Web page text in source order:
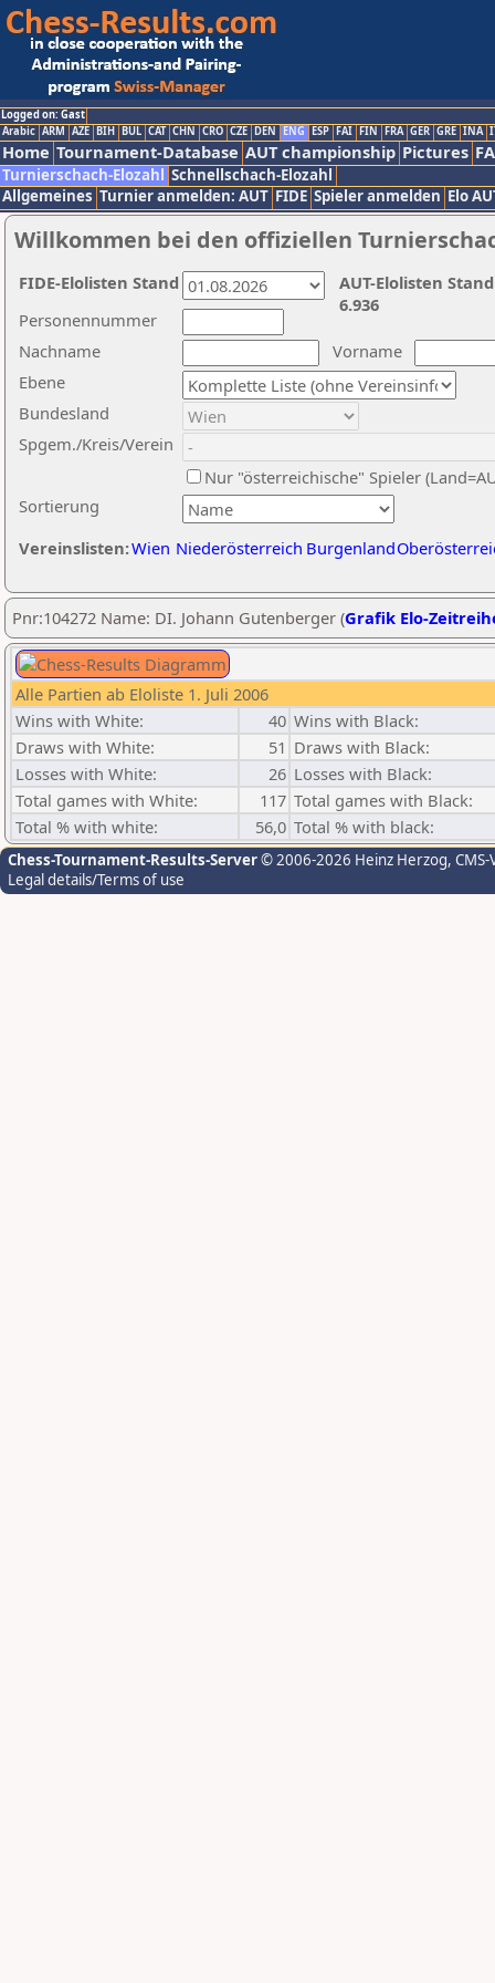
Logged on: Gast
Arabic ARM AZE BIH BUL CAT CHN CRO CZE DEN ENG ESP FAI FIN FRA GER GRE INA
Home Tournament-Database AUT championship Pictures
Turnierschach-Elozahl Schnellschach-Elozahl
Allgemeines Turnier anmelden: AUT FIDE Spieler anmelden Elo
Willkommen bei den offiziellen
Nachname
Vorname
Ebene
Sortierung
Personennummer
Bundesland
Spgem./Kreis/Verein
Nur "österreichische" Spieler
Vereinslisten:Wien Niederösterreich Burgenland
AUT-Elolisten
6.936
FIDE-Elolisten Stand
Pnr:104272 Name: DI. Johann Gutenberger (Grafik Elo-
Alle Partien ab Eloliste 1. Juli 2006
Wins with White:
40 Wins with Black:
Draws with White:
51 Draws with Black:
Losses with White:
26 Losses with Black:
Total games with White:
117 Total games with Black:
Total % with white:
56,0 Total % with black:
Chess-Tournament-Results-Server© 2006-2026 Heinz Herzog,
Legal details/Terms of use